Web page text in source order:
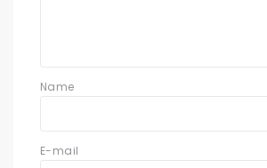
Name
E-mail